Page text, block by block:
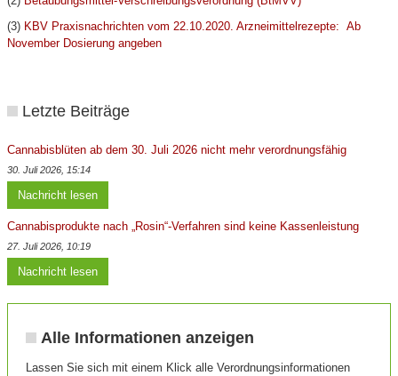
(3) KBV Praxisnachrichten vom 22.10.2020. Arzneimittelrezepte: Ab
November Dosierung angeben
Letzte Beiträge
Cannabisblüten ab dem 30. Juli 2026 nicht mehr verordnungsfähig
30. Juli 2026, 15:14
Nachricht lesen
Cannabisprodukte nach „Rosin“-Verfahren sind keine Kassenleistung
27. Juli 2026, 10:19
Nachricht lesen
Alle Informationen anzeigen
Lassen Sie sich mit einem Klick alle Verordnungsinformationen